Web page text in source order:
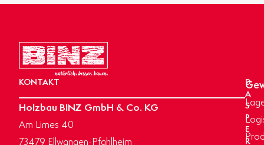
KONTAKT
Holzbau BINZ GmbH & Co. KG
Am Limes 40
73479 Ellwangen-Pfahlheim
D
A
S
P
E
R